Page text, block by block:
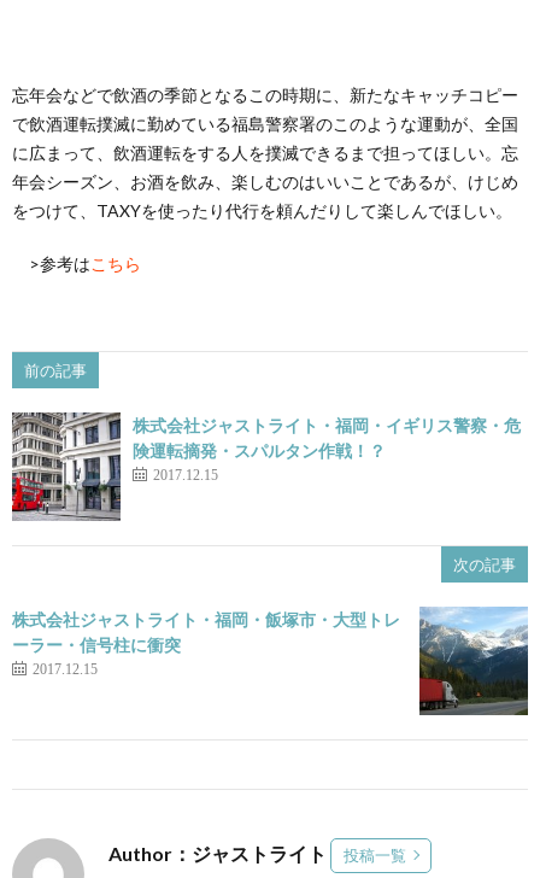
忘年会などで飲酒の季節となるこの時期に、新たなキャッチコピー
で飲酒運転撲滅に勤めている福島警察署のこのような運動が、全国
に広まって、飲酒運転をする人を撲滅できるまで担ってほしい。忘
年会シーズン、お酒を飲み、楽しむのはいいことであるが、けじめ
をつけて、TAXYを使ったり代行を頼んだりして楽しんでほしい。
>参考はこちら
前の記事
株式会社ジャストライト・福岡・イギリス警察・危
険運転摘発・スパルタン作戦！？
2017.12.15
次の記事
株式会社ジャストライト・福岡・飯塚市・大型トレ
ーラー・信号柱に衝突
2017.12.15
Author：ジャストライト 投稿一覧